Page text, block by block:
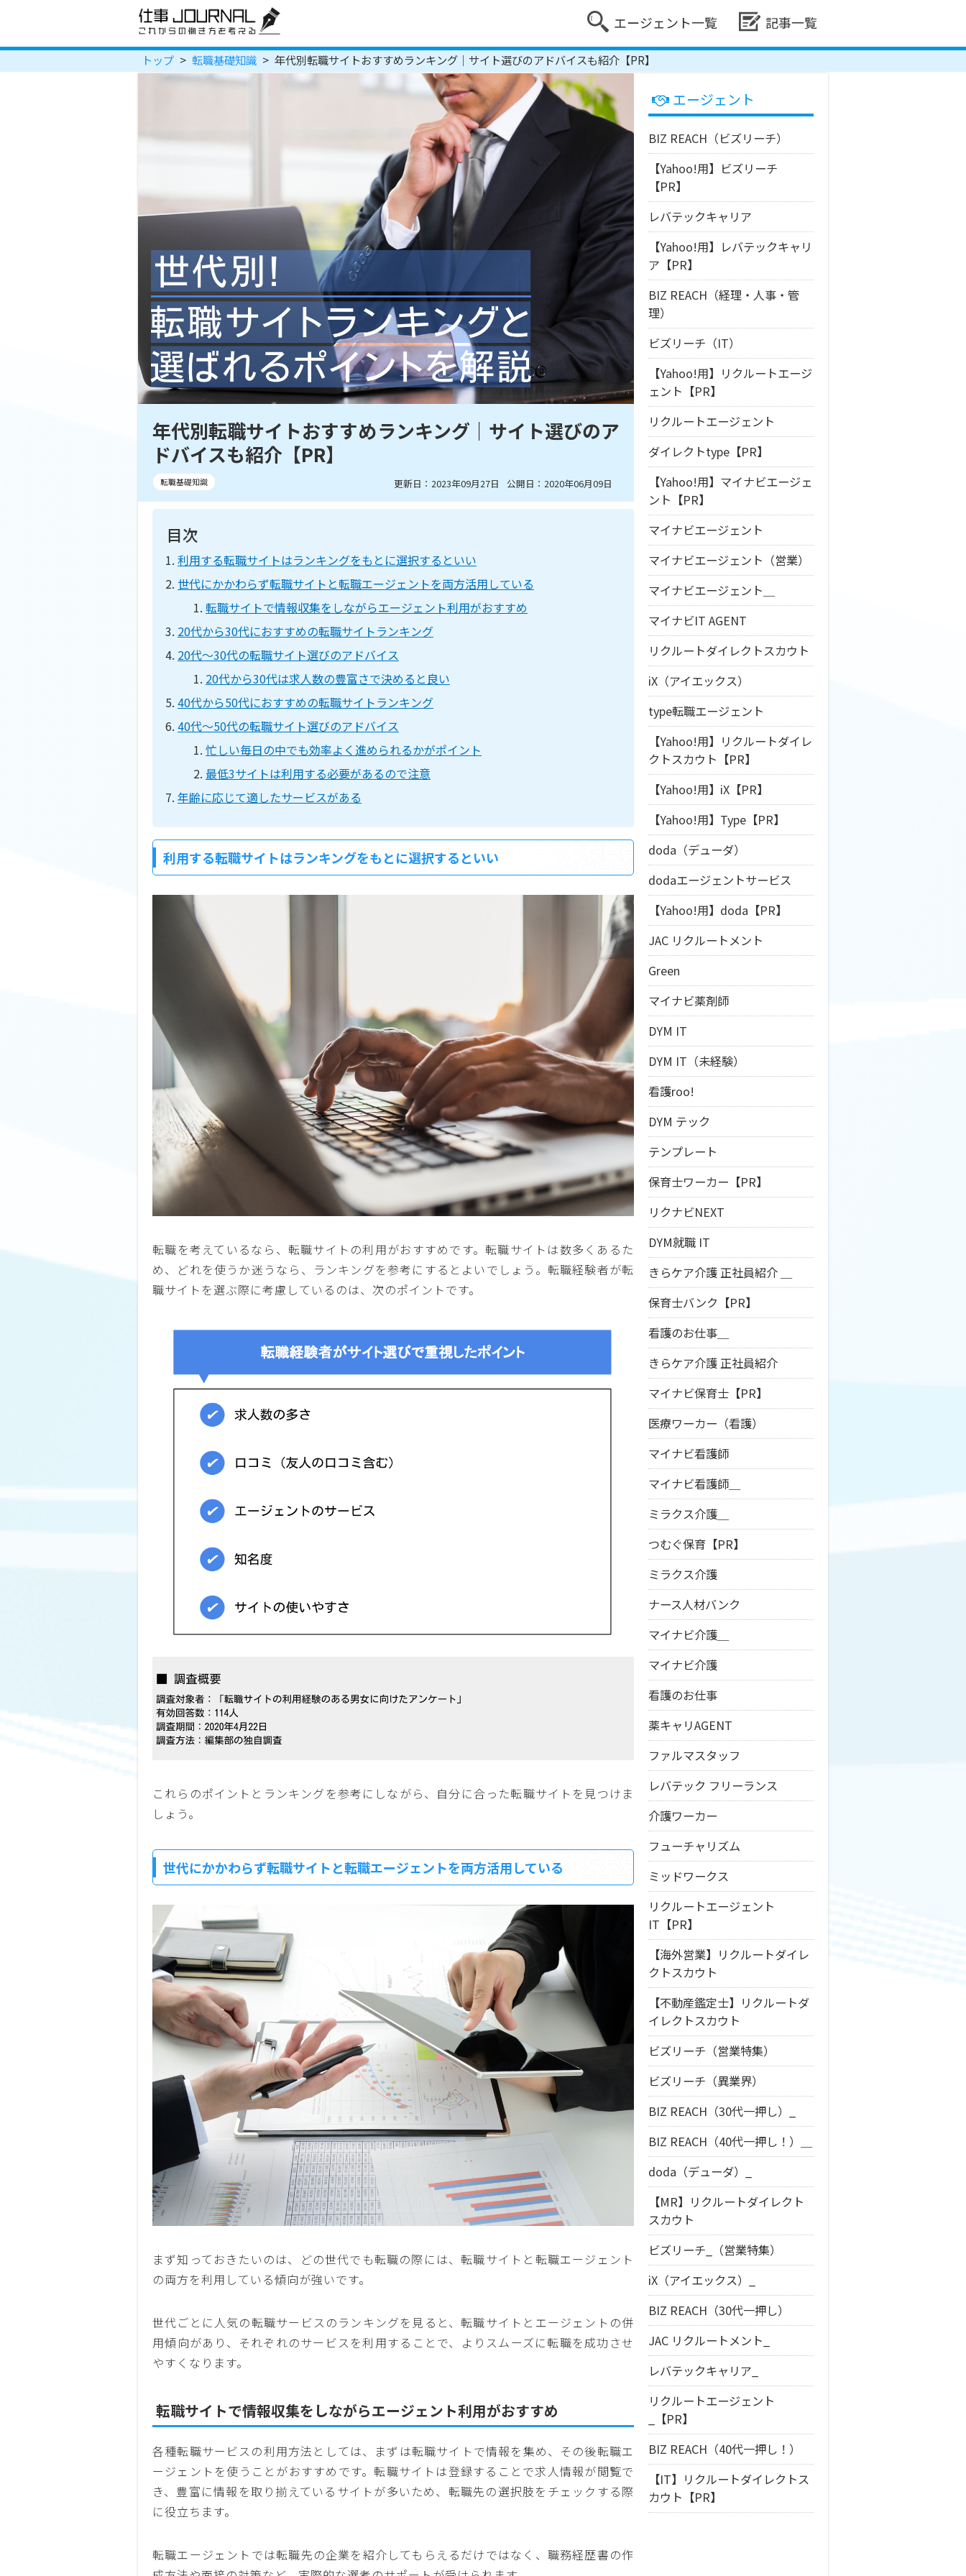
エージェント一覧 記事一覧
トップ > 転職基礎知識 > 年代別転職サイトおすすめランキング｜サイト選びのアドバイスも紹介【PR】
年代別転職サイトおすすめランキング｜サイト選びのア
ドバイスも紹介【PR】
転職基礎知識 更新日：2023年09月27日 公開日：2020年06月09日
目次
利用する転職サイトはランキングをもとに選択するといい
世代にかかわらず転職サイトと転職エージェントを両方活用している
転職サイトで情報収集をしながらエージェント利用がおすすめ
20代から30代におすすめの転職サイトランキング
20代～30代の転職サイト選びのアドバイス
20代から30代は求人数の豊富さで決めると良い
40代から50代におすすめの転職サイトランキング
40代～50代の転職サイト選びのアドバイス
忙しい毎日の中でも効率よく進められるかがポイント
最低3サイトは利用する必要があるので注意
年齢に応じて適したサービスがある
利用する転職サイトはランキングをもとに選択するといい
転職を考えているなら、転職サイトの利用がおすすめです。転職サイトは数多くあるた
め、どれを使うか迷うなら、ランキングを参考にするとよいでしょう。転職経験者が転
職サイトを選ぶ際に考慮しているのは、次のポイントです。
これらのポイントとランキングを参考にしながら、自分に合った転職サイトを見つけま
しょう。
世代にかかわらず転職サイトと転職エージェントを両方活用している
まず知っておきたいのは、どの世代でも転職の際には、転職サイトと転職エージェント
の両方を利用している傾向が強いです。
世代ごとに人気の転職サービスのランキングを見ると、転職サイトとエージェントの併
用傾向があり、それぞれのサービスを利用することで、よりスムーズに転職を成功させ
やすくなります。
転職サイトで情報収集をしながらエージェント利用がおすすめ
各種転職サービスの利用方法としては、まずは転職サイトで情報を集め、その後転職エ
ージェントを使うことがおすすめです。転職サイトは登録することで求人情報が閲覧で
き、豊富に情報を取り揃えているサイトが多いため、転職先の選択肢をチェックする際
に役立ちます。
転職エージェントでは転職先の企業を紹介してもらえるだけではなく、職務経歴書の作
エージェント
BIZ REACH（ビズリーチ）
【Yahoo!用】ビズリーチ
【PR】
レバテックキャリア
【Yahoo!用】レバテックキャリ
ア【PR】
BIZ REACH（経理・人事・管
理）
ビズリーチ（IT）
【Yahoo!用】リクルートエージ
ェント【PR】
リクルートエージェント
ダイレクトtype【PR】
【Yahoo!用】マイナビエージェ
ント【PR】
マイナビエージェント
マイナビエージェント（営業）
マイナビエージェント＿
マイナビIT AGENT
リクルートダイレクトスカウト
iX（アイエックス）
type転職エージェント
【Yahoo!用】リクルートダイレ
クトスカウト【PR】
【Yahoo!用】iX【PR】
【Yahoo!用】Type【PR】
doda（デューダ）
dodaエージェントサービス
【Yahoo!用】doda【PR】
JAC リクルートメント
Green
マイナビ薬剤師
DYM IT
DYM IT（未経験）
看護roo!
DYM テック
テンプレート
保育士ワーカー【PR】
リクナビNEXT
DYM就職 IT
きらケア介護 正社員紹介 ＿
保育士バンク【PR】
看護のお仕事＿
きらケア介護 正社員紹介
マイナビ保育士【PR】
医療ワーカー（看護）
マイナビ看護師
マイナビ看護師＿
ミラクス介護＿
つむぐ保育【PR】
ミラクス介護
ナース人材バンク
マイナビ介護＿
マイナビ介護
看護のお仕事
薬キャリAGENT
ファルマスタッフ
レバテック フリーランス
介護ワーカー
フューチャリズム
ミッドワークス
リクルートエージェント
IT【PR】
【海外営業】リクルートダイレ
クトスカウト
【不動産鑑定士】リクルートダ
イレクトスカウト
ビズリーチ（営業特集）
ビズリーチ（異業界）
BIZ REACH（30代一押し）_
BIZ REACH（40代一押し！）＿
doda（デューダ）_
【MR】リクルートダイレクト
スカウト
ビズリーチ_（営業特集）
iX（アイエックス）_
BIZ REACH（30代一押し）
JAC リクルートメント_
レバテックキャリア_
リクルートエージェント
_【PR】
BIZ REACH（40代一押し！）
【IT】リクルートダイレクトス
カウト【PR】